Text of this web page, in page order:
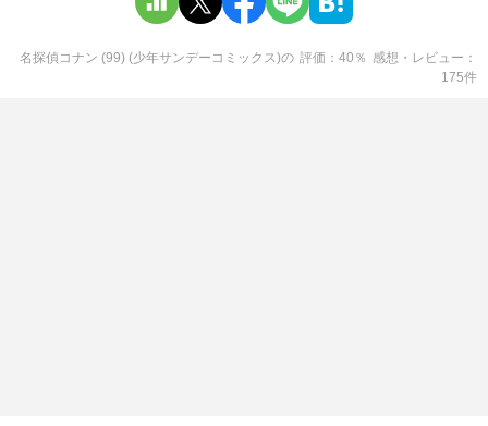
名探偵コナン (99) (少年サンデーコミックス)の 評価 40 ％ 感想・レビュー
175件